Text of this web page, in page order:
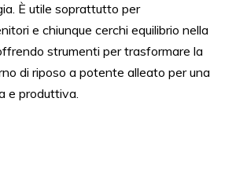
È utile soprattutto per
e chiunque cerchi equilibrio nella
strumenti per trasformare la
di riposo a potente alleato per una
e produttiva.